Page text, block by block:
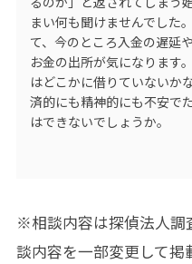
まい何も聞けませんでした
て、今のところ入金の遅延
お金の出所が気になります
はどこかに借りていないか
済的にも精神的にも不安で
はできないでしょうか。
※相談内容は探偵法人調
談内容を一部変更して掲